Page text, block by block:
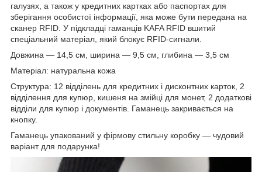
галузях, а також у кредитних картках або паспортах для
зберігання особистої інформації, яка може бути передана на
сканер RFID. У підкладці гаманців KAFA RFID вшитий
спеціальний матеріал, який блокує RFID-сигнали.
Довжина — 14,5 см, ширина — 9,5 см, глибина — 3,5 см
Матеріал: натуральна кожа
Структура: 12 відділень для кредитних і дисконтних карток, 2
відділення для купюр, кишеня на змійці для монет, 2 додаткові
відділи для купюр і документів. Гаманець закривається на
кнопку.
Гаманець упакований у фірмову стильну коробку — чудовий
варіант для подарунка!